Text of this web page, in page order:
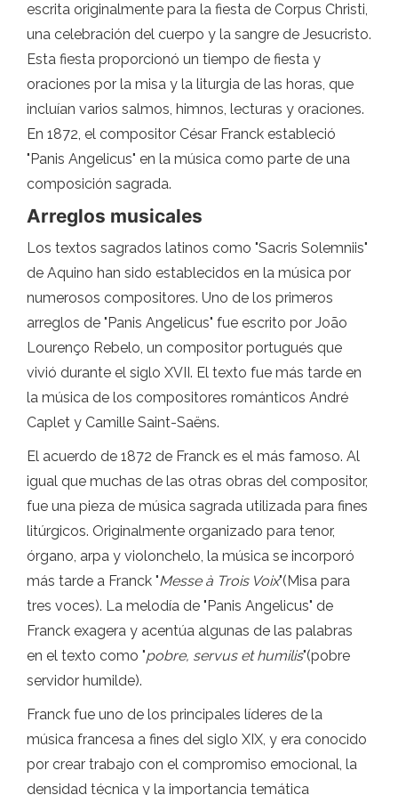
escrita originalmente para la fiesta de Corpus Christi,
una celebración del cuerpo y la sangre de Jesucristo.
Esta fiesta proporcionó un tiempo de fiesta y
oraciones por la misa y la liturgia de las horas, que
incluían varios salmos, himnos, lecturas y oraciones.
En 1872, el compositor César Franck estableció
"Panis Angelicus" en la música como parte de una
composición sagrada.
Arreglos musicales
Los textos sagrados latinos como "Sacris Solemniis"
de Aquino han sido establecidos en la música por
numerosos compositores. Uno de los primeros
arreglos de "Panis Angelicus" fue escrito por João
Lourenço Rebelo, un compositor portugués que
vivió durante el siglo XVII. El texto fue más tarde en
la música de los compositores románticos André
Caplet y Camille Saint-Saëns.
El acuerdo de 1872 de Franck es el más famoso. Al
igual que muchas de las otras obras del compositor,
fue una pieza de música sagrada utilizada para fines
litúrgicos. Originalmente organizado para tenor,
órgano, arpa y violonchelo, la música se incorporó
más tarde a Franck "Messe à Trois Voix"(Misa para
tres voces). La melodía de "Panis Angelicus" de
Franck exagera y acentúa algunas de las palabras
en el texto como "pobre, servus et humilis"(pobre
servidor humilde).
Franck fue uno de los principales líderes de la
música francesa a fines del siglo XIX, y era conocido
por crear trabajo con el compromiso emocional, la
densidad técnica y la importancia temática